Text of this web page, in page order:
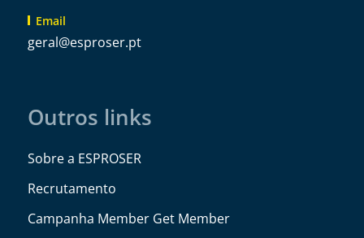
Email
tp.resorpse
@lareg
Outros links
Sobre a ESPROSER
Recrutamento
Campanha Member Get Member